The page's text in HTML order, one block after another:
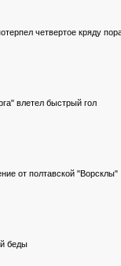
четвертое кряду
влетел быстрый гол
от полтавской "Ворсклы"
беды